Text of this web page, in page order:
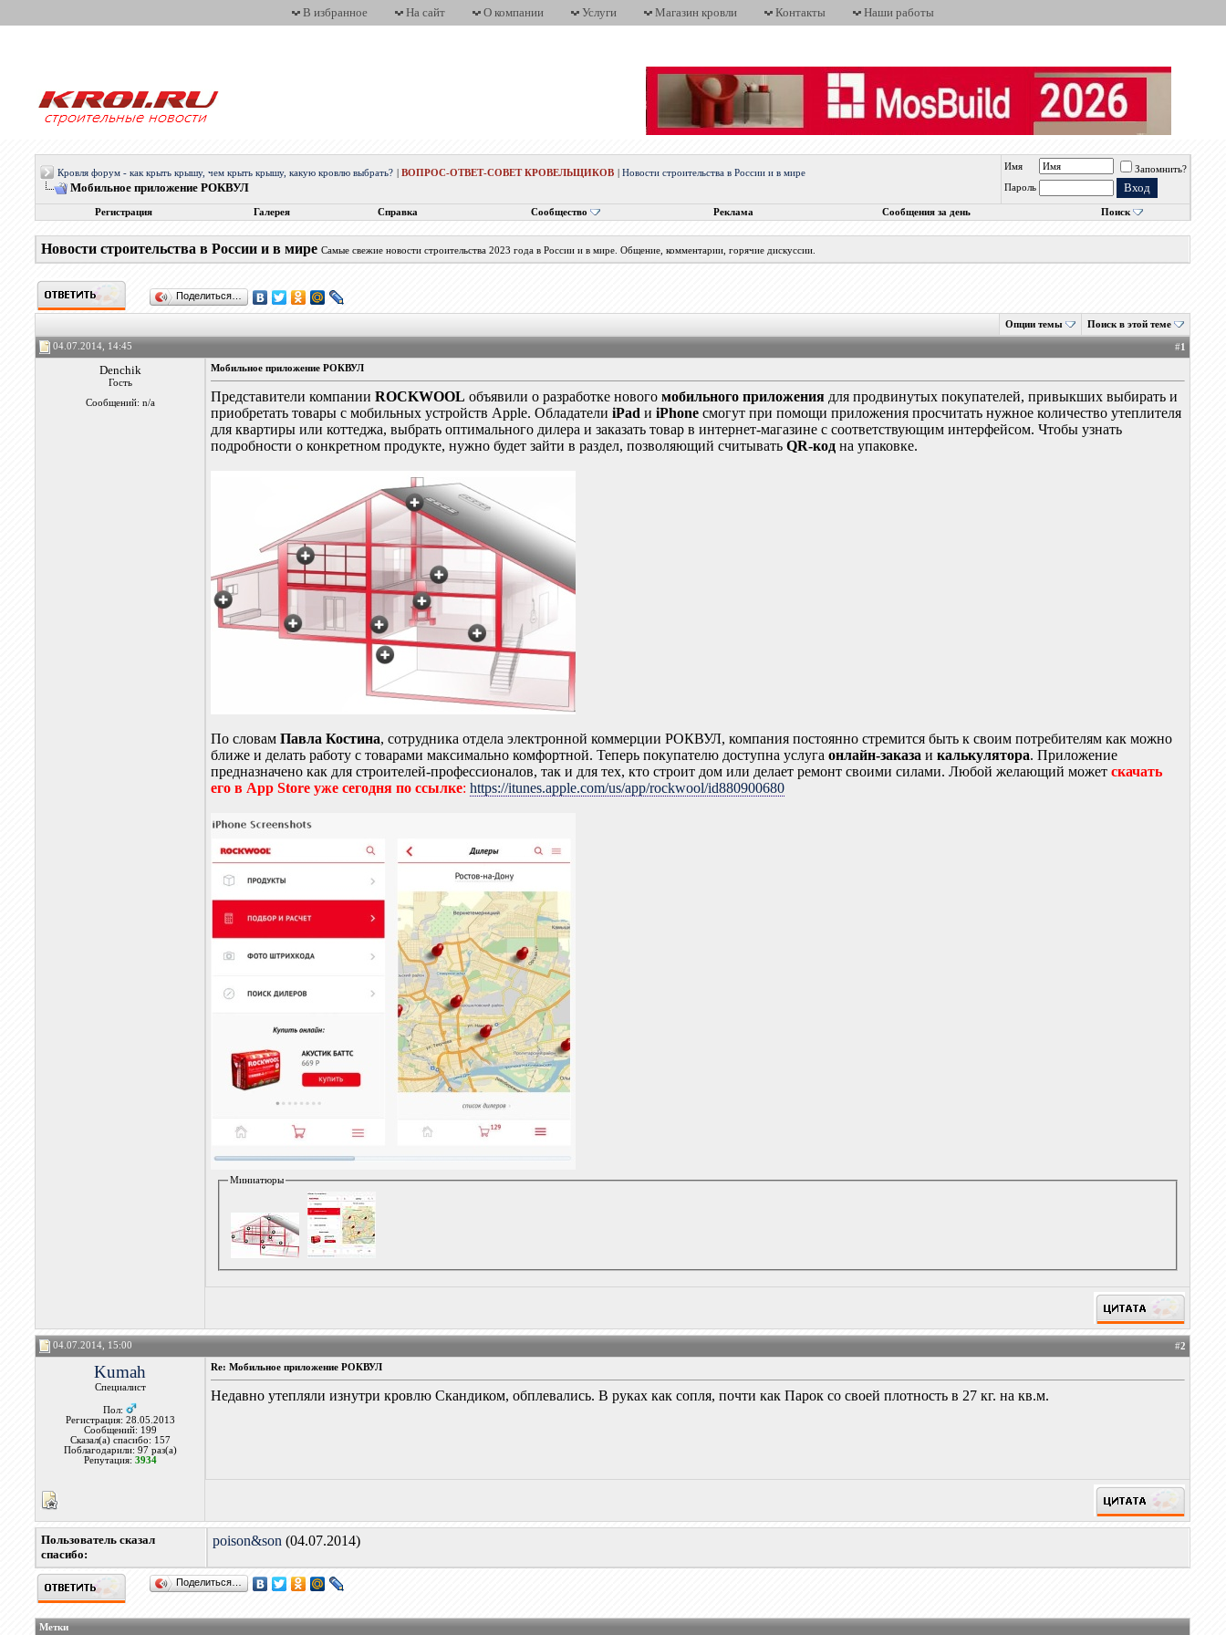
В избранное На сайт О компании Услуги Магазин кровли Контакты Наши работы
Кровля форум - как крыть крышу, чем крыть крышу, какую кровлю выбрать? |ВОПРОС-ОТВЕТ-СОВЕТ КРОВЕЛЬЩИКОВ |Новости строительства в России и в мире
Мобильное приложение РОКВУЛ
Имя
Запомнить?
Пароль
Регистрация Галерея Справка Сообщество Реклама Сообщения за день Поиск
Новости строительства в России и в мире Самые свежие новости строительства 2023 года в России и в мире. Общение, комментарии, горячие дискуссии.
Поделиться…
Опции темы Поиск в этой теме
04.07.2014, 14:45 #1
Denchik
Гость
Сообщений: n/a
Мобильное приложение РОКВУЛ
Представители компанииROCKWOOL объявили о разработке новогомобильного приложения для продвинутых покупателей, привыкших выбирать и
приобретать товары с мобильных устройств Apple. ОбладателиiPadиiPhoneсмогут при помощи приложения просчитать нужное количество утеплителя
для квартиры или коттеджа, выбрать оптимального дилера и заказать товар в интернет-магазине с соответствующим интерфейсом. Чтобы узнать
подробности о конкретном продукте, нужно будет зайти в раздел, позволяющий считыватьQR-код на упаковке.
По словамПавла Костина, сотрудника отдела электронной коммерции РОКВУЛ, компания постоянно стремится быть к своим потребителям как можно
ближе и делать работу с товарами максимально комфортной. Теперь покупателю доступна услугаонлайн-заказа икалькулятора. Приложение
предназначено как для строителей-профессионалов, так и для тех, кто строит дом или делает ремонт своими силами. Любой желающий можетскачать
его в App Store уже сегодня по ссылке: https://itunes.apple.com/us/app/rockwool/id880900680
Миниатюры
04.07.2014, 15:00 #2
Kumah
Специалист
Пол:
Регистрация: 28.05.2013
Сообщений: 199
Сказал(а) спасибо: 157
Поблагодарили: 97 раз(а)
Репутация: 3934
Re: Мобильное приложение РОКВУЛ
Недавно утепляли изнутри кровлю Скандиком, обплевались. В руках как сопля, почти как Парок со своей плотность в 27 кг. на кв.м.
Пользователь сказал
cпасибо:
poison&son (04.07.2014)
Поделиться…
Метки